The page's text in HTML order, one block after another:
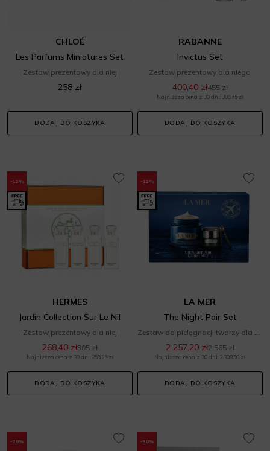
CHLOÉ
Les Parfums Miniatures Set
Zestaw prezentowy dla niej
258 zł
DODAJ DO KOSZYKA
RABANNE
Invictus Set
Zestaw prezentowy dla niego
400,40 zł455 zł
Najniższa cena z 30 dni: 386,75 zł
DODAJ DO KOSZYKA
-12%
HERMES
Jardin Collection Sur Le Nil
Zestaw prezentowy dla niej
268,40 zł305 zł
Najniższa cena z 30 dni: 259,25 zł
DODAJ DO KOSZYKA
-12%
LA MER
The Night Pair Set
2 257,20 zł2 565 zł
Najniższa cena z 30 dni: 2 308,50 zł
DODAJ DO KOSZYKA
-20% -30%